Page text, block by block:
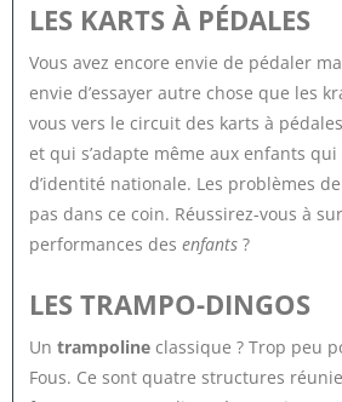
LES KARTS À PÉDALES
Vous avez encore envie de pédaler
envie d’essayer autre chose que les
vous vers le circuit des karts à
et qui s’adapte même aux enfants
d’identité nationale. Les problèmes
pas dans ce coin. Réussirez-vous à
performances des enfants?
LES TRAMPO-DINGOS
Un trampolineclassique ? Trop peu
Fous. Ce sont quatre structures